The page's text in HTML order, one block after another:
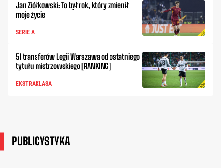
Jan Ziółkowski: To był rok, który zmienił
moje życie
SERIE A
51 transferów Legii Warszawa od ostatniego
tytułu mistrzowskiego [RANKING]
EKSTRAKLASA
PUBLICYSTYKA